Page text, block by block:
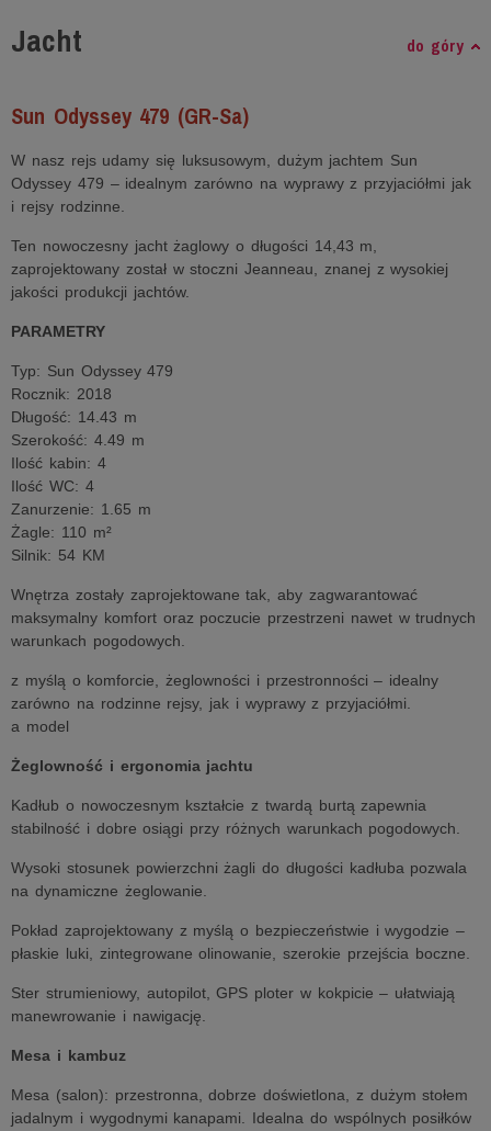
Jacht do góry
Sun Odyssey 479 (GR-Sa)
W nasz rejs udamy się luksusowym, dużym jachtem Sun
Odyssey 479 – idealnym zarówno na wyprawy z przyjaciółmi jak
i rejsy rodzinne.
Ten nowoczesny jacht żaglowy o długości 14,43 m,
zaprojektowany został w stoczni Jeanneau, znanej z wysokiej
jakości produkcji jachtów.
PARAMETRY
Typ: Sun Odyssey 479
Rocznik: 2018
Długość: 14.43 m
Szerokość: 4.49 m
Ilość kabin: 4
Ilość WC: 4
Zanurzenie: 1.65 m
Żagle: 110 m²
Silnik: 54 KM
Wnętrza zostały zaprojektowane tak, aby zagwarantować
maksymalny komfort oraz poczucie przestrzeni nawet w trudnych
warunkach pogodowych.
z myślą o komforcie, żeglowności i przestronności – idealny
zarówno na rodzinne rejsy, jak i wyprawy z przyjaciółmi.
a model
Żeglowność i ergonomia jachtu
Kadłub o nowoczesnym kształcie z twardą burtą zapewnia
stabilność i dobre osiągi przy różnych warunkach pogodowych.
Wysoki stosunek powierzchni żagli do długości kadłuba pozwala
na dynamiczne żeglowanie.
Pokład zaprojektowany z myślą o bezpieczeństwie i wygodzie –
płaskie luki, zintegrowane olinowanie, szerokie przejścia boczne.
Ster strumieniowy, autopilot, GPS ploter w kokpicie – ułatwiają
manewrowanie i nawigację.
Mesa i kambuz
Mesa (salon): przestronna, dobrze doświetlona, z dużym stołem
jadalnym i wygodnymi kanapami. Idealna do wspólnych posiłków